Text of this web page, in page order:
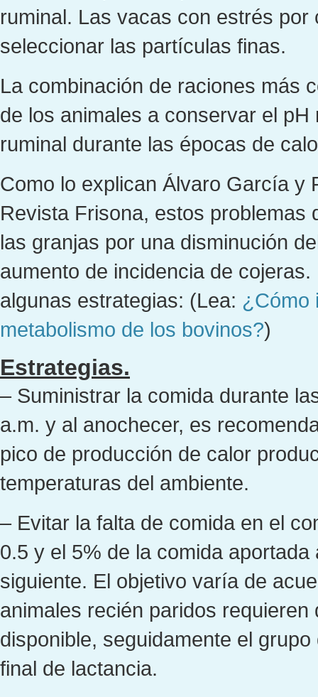
ruminal. Las vacas con estrés
seleccionar las partículas finas.
La combinación de raciones más
de los animales a conservar el
ruminal durante las épocas de
Como lo explican Álvaro García y
Revista Frisona, estos problemas
las granjas por una disminución
aumento de incidencia de
algunas estrategias: (Lea: ¿Cómo
metabolismo de los bovinos?)
Estrategias.
– Suministrar la comida durante
a.m. y al anochecer, es
pico de producción de calor
temperaturas del ambiente.
– Evitar la falta de comida en el
0.5 y el 5% de la comida
siguiente. El objetivo varía de
animales recién paridos
disponible, seguidamente el
final de lactancia.